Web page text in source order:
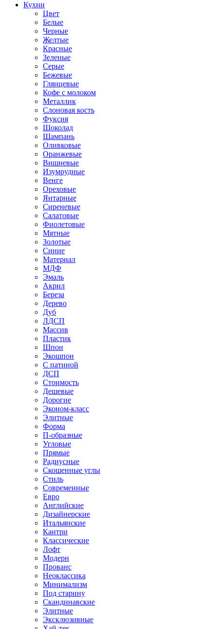
Кухни
Цвет
Белые
Черные
Желтые
Красные
Зеленые
Серые
Бежевые
Глянцевые
Кофе с молоком
Металлик
Слоновая кость
Фуксия
Шоколад
Шампань
Оливковые
Оранжевые
Вишневые
Изумрудные
Венге
Ореховые
Янтарные
Сиреневые
Салатовые
Фиолетовые
Мятные
Золотые
Синие
Материал
МДФ
Эмаль
Акрил
Береза
Дерево
Дуб
ЛДСП
Массив
Пластик
Шпон
Экошпон
С патиной
ДСП
Стоимость
Дешевые
Дорогие
Эконом-класс
Элитные
Форма
П-образные
Угловые
Прямые
Радиусные
Скошенные углы
Стиль
Современные
Евро
Английские
Дизайнерские
Итальянские
Кантри
Классические
Лофт
Модерн
Прованс
Неоклассика
Минимализм
Под старину
Скандинавские
Элитные
Эксклюзивные